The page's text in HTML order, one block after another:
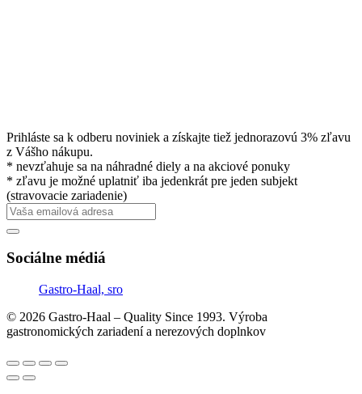
Prihláste sa k odberu noviniek a získajte tiež jednorazovú 3% zľavu
z Vášho nákupu.
* nevzťahuje sa na náhradné diely a na akciové ponuky
* zľavu je možné uplatniť iba jedenkrát pre jeden subjekt
(stravovacie zariadenie)
Sociálne médiá
Gastro-Haal, sro
© 2026 Gastro-Haal – Quality Since 1993. Výroba
gastronomických zariadení a nerezových doplnkov